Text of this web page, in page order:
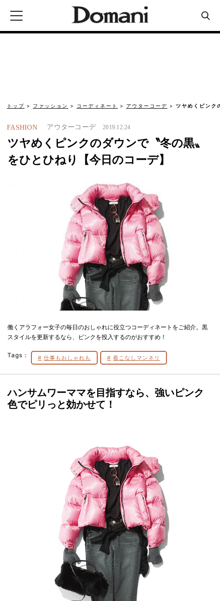
トップ ファッション コーディネート アウターコーデ ツヤめくピンク
FASHION アウターコーデ 2019.12.24
ツヤめくピンクのダウンで〝冬の黒〟
をひとひねり【今日のコーデ】
働くアラフォー女子の毎日のおしゃれに役立つコーディネートをご紹介。黒
スタイルを更新するなら、ピンクを投入するのがおすすめ！
Tags： 仕事もおしゃれも 着こなしマンネリ
ハンサムワーママを目指すなら、強いピンク
色でピリっと効かせて！